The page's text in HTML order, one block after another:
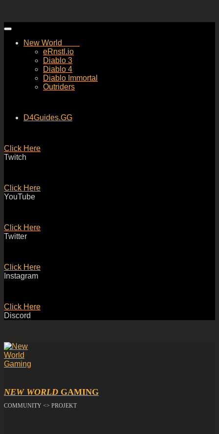
Skip
contentNew World
eRnstl.io
Diablo 3
Diablo 4
Diablo Immortal
Outriders
D4Guides.GG
Click Here
Twitch
Click Here
YouTube
Click Here
Twitter
Click Here
Instagram
Click Here
Discord
NEW WORLD GAMING
COMMUNITY <> PROJEKT